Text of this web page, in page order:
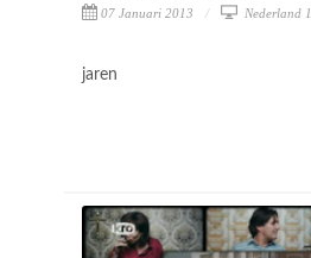
07 Januari 2013 Nederland 1
jaren